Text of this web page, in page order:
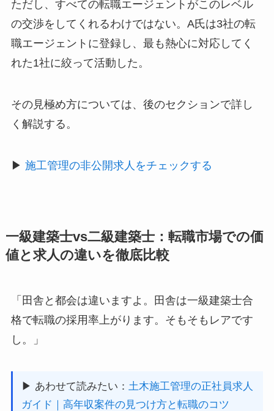
ただし、すべての転職エージェントがこのレベル
の交渉をしてくれるわけではない。A氏は3社の転
職エージェントに登録し、最も熱心に対応してく
れた1社に絞って活動した。
その見極め方については、後のセクションで詳し
く解説する。
▶ 施工管理の非公開求人をチェックする
一級建築士vs二級建築士：転職市場での価
値と求人の違いを徹底比較
「田舎と都会は違いますよ。田舎は一級建築士合
格で転職の採用率上がります。そもそもレアです
し。」
▶ あわせて読みたい： 土木施工管理の正社員求人
ガイド｜高年収案件の見つけ方と転職のコツ